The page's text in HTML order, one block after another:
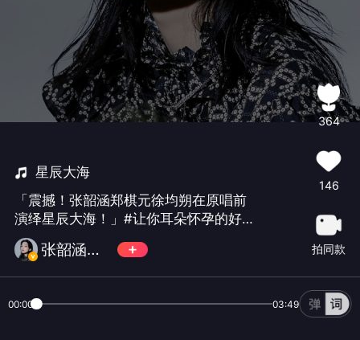
星辰大海
「震撼！张韶涵郑棋元徐均朔在原唱前
演绎星辰大海！」#让你耳朵怀孕的好声
音# 张韶涵郑棋元徐均朔演绎星辰大
海，唱功好强！
张韶涵吧数据站
364
146
拍同款
00:00 03:49